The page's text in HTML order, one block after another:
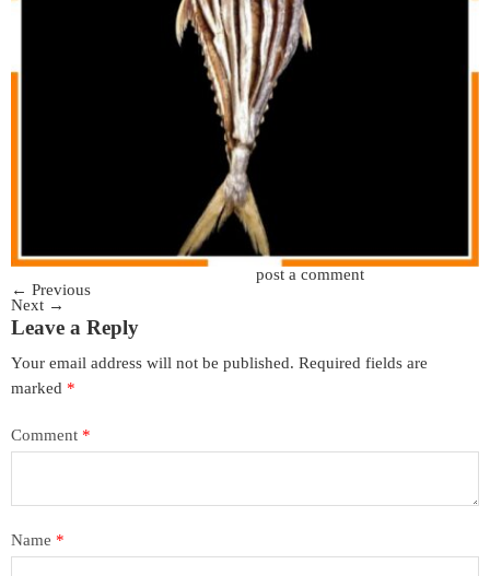
post a comment
← Previous
Next →
Leave a Reply
Your email address will not be published. Required fields are
marked *
Comment *
Name *